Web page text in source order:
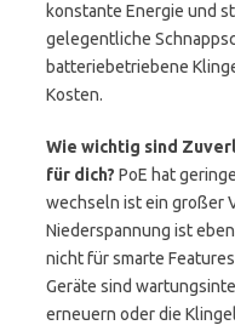
konstante Energie und
gelegentliche
batteriebetriebene
Kosten.
Wie wichtig sind
für dich? PoE hat
wechseln ist ein großer
Niederspannung ist
nicht für smarte
Geräte sind
erneuern oder die